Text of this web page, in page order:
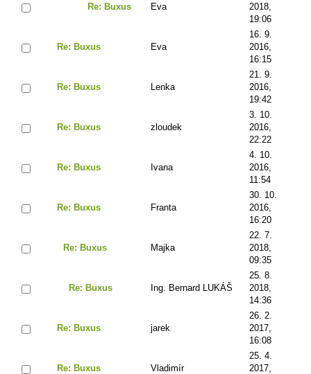
Re: Buxus Eva
2018,
19:06
Re: Buxus Eva
16. 9.
2016,
16:15
Re: Buxus Lenka
21. 9.
2016,
19:42
Re: Buxus zloudek
3. 10.
2016,
22:22
Re: Buxus Ivana
4. 10.
2016,
11:54
Re: Buxus Franta
30. 10.
2016,
16:20
Re: Buxus Majka
22. 7.
2018,
09:35
Re: Buxus Ing. Bernard LUKÁŠ
25. 8.
2018,
14:36
Re: Buxus jarek
26. 2.
2017,
16:08
Re: Buxus Vladimír
25. 4.
2017,